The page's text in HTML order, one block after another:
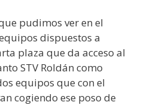
pudimos ver en el
dispuestos a
plaza que da acceso al
STV Roldán como
equipos que con el
cogiendo ese poso de